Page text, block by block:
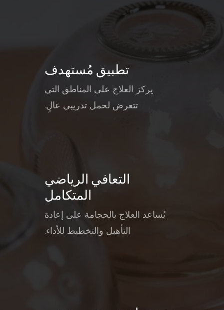
تطبيق مُستهدف
يركز العلاج على المناطق التي
تتعرض لحمل تدريبي عالٍ.
التعافي الرياضي
المتكامل
يُساعد العلاج بالحجامة على إعادة
التأهيل والتخطيط للأداء.